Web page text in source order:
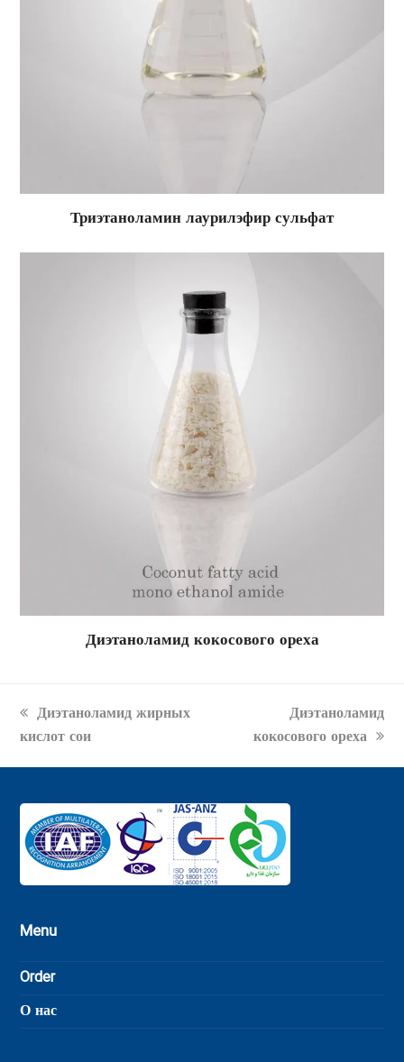
Триэтаноламин лаурилэфир сульфат
Диэтаноламид кокосового ореха
previous
post:
Диэтаноламид жирных
кислот сои
next
post:
Диэтаноламид
кокосового ореха
Menu
Order
О нас